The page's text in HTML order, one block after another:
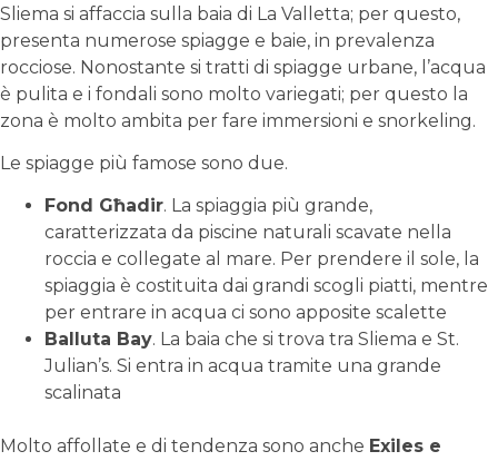
Sliema si affaccia sulla baia di La Valletta; per questo,
presenta numerose spiagge e baie, in prevalenza
rocciose. Nonostante si tratti di spiagge urbane, l’acqua
è pulita e i fondali sono molto variegati; per questo la
zona è molto ambita per fare immersioni e snorkeling.
Le spiagge più famose sono due.
Fond Għadir. La spiaggia più grande,
caratterizzata da piscine naturali scavate nella
roccia e collegate al mare. Per prendere il sole, la
spiaggia è costituita dai grandi scogli piatti, mentre
per entrare in acqua ci sono apposite scalette
Balluta Bay. La baia che si trova tra Sliema e St.
Julian’s. Si entra in acqua tramite una grande
scalinata
Molto affollate e di tendenza sono anche Exiles e